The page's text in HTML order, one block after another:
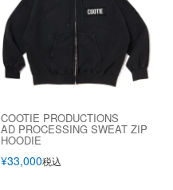
COOTIE PRODUCTIONS
AD PROCESSING SWEAT ZIP
HOODIE
¥33,000税込